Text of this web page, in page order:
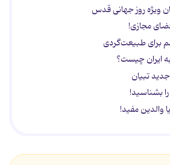
ویژه روز جهانی قدس
مجازی!
ایران چیست؟
تبیان
بشناسید!
والدین مفید!